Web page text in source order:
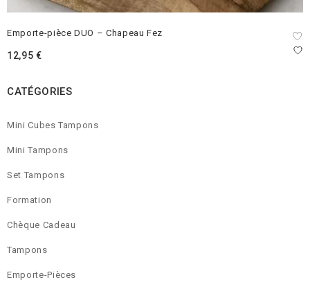
CATÉGORIES
Mini Cubes Tampons
Mini Tampons
Set Tampons
Formation
Chèque Cadeau
Tampons
Emporte-Pièces
Emporte-pièce DUO – Chapeau Fez
12,95 €